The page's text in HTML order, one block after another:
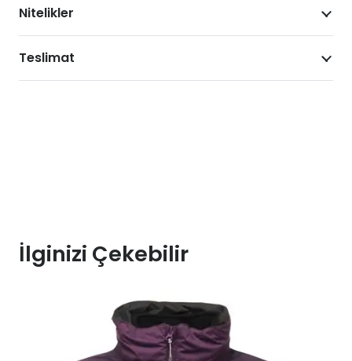
Nitelikler
Teslimat
İlginizi Çekebilir